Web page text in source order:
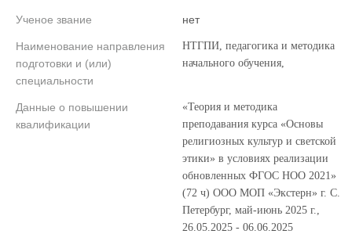
Ученое звание нет
Наименование направления
подготовки и (или)
специальности
НТГПИ, педагогика и методика
начального обучения,
Данные о повышении
квалификации
«Теория и методика
преподавания курса «Основы
религиозных культур и светской
этики» в условиях реализации
обновленных ФГОС НОО 2021»
(72 ч) ООО МОП «Экстерн» г. С.
Петербург, май-июнь 2025 г.,
26.05.2025 - 06.06.2025